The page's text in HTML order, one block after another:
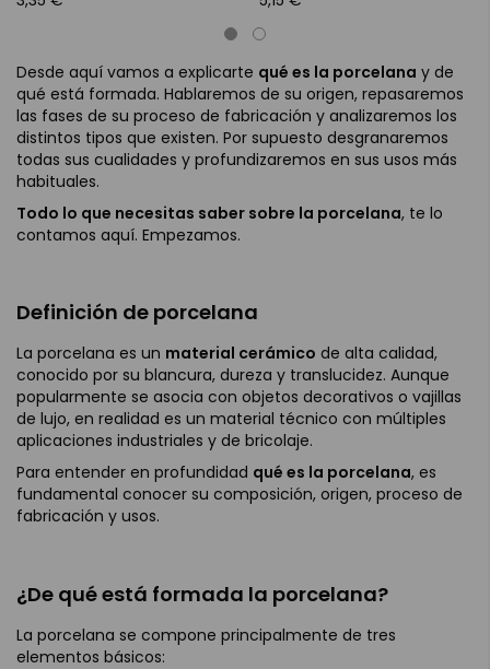
Desde aquí vamos a explicarte qué es la porcelana y de
qué está formada. Hablaremos de su origen, repasaremos
las fases de su proceso de fabricación y analizaremos los
distintos tipos que existen. Por supuesto desgranaremos
todas sus cualidades y profundizaremos en sus usos más
habituales.
Todo lo que necesitas saber sobre la porcelana, te lo
contamos aquí. Empezamos.
Definición de porcelana
La porcelana es un material cerámico de alta calidad,
conocido por su blancura, dureza y translucidez. Aunque
popularmente se asocia con objetos decorativos o vajillas
de lujo, en realidad es un material técnico con múltiples
aplicaciones industriales y de bricolaje.
Para entender en profundidad qué es la porcelana, es
fundamental conocer su composición, origen, proceso de
fabricación y usos.
¿De qué está formada la porcelana?
La porcelana se compone principalmente de tres
elementos básicos: